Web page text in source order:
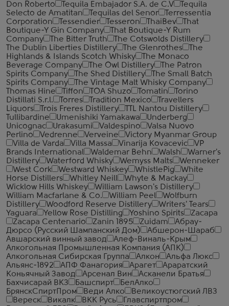
Don Roberto Tequila Embajador S.A. de C.V
Tequila
Selecto de Amatitan
Tequilas del Senor
Terressentia
Corporation
Tessendier Tesseron ThaiBev
That
Boutique-Y Gin Company
That Boutique-Y Rum
Company
The Bitter Truth
The Cotswolds Distillery
The Dublin Liberties Distillery
The Glenrothes
The
Highlands & Islands Scotch Whisky
The Monaco
Beverage Company
The Owl Distillery
The Patron
Spirits Company
The Shed Distillery
The Small Batch
Spirits Company
The Vintage Malt Whisky Company
Thomas Hine
Tiffon TOA Shuzo Tomatin
Torino
Distillati S.r.l.
Torres Tradition Mexico
Travellers
Liquors
Trois Freres Distillery
TTL Nantou Distillery
Tullibardine
Umenishiki Yamakawa
Underberg
Unicognac
Urakasumi Valdespino
Valsa Nuovo
Perlino
Vedrenne Verveine
Victory Myanmar Group
Villa de Varda
Villa Massa Vinarija Kovacevic
VP
Brands International
Waldemar Behn Walsh
Warner's
Distillery
Waterford Whisky Wemyss Malts
Wenneker
West Cork
Westward Whiskey WhistlePig
White
Horse Distillers
Whitley Neill
Whyte & Mackay
Wicklow Hills Whiskey
William Lawson's Distillery
William Macfarlane & Co.
William Peel
Wolfburn
Distillery
Woodford Reserve Distillery
Writers' Tears
Yaguara
Yellow Rose Distilling Yoshino Spirits
Zacapa
Zacapa Centenario
Zanin 1895 Zuidam
Абрау-
Дюрсо (Русский Шампанский Дом)
Абшерон-Шараб
Авшарский винный завод
Алеф-Виналь-Крым
Алкогольная Промышленная Компания (АПК)
Алкогольная Сибирская Группа
Алкон
Альфа Люкс
Альянс-1892
АПФ Фанагория Арагет
Араратский
Коньячный Завод
Арсенал Вин
Асканели Братья
Бахчисарай ВКЗ
Башспирт
БелАлко
БрянскСпиртПром
Веди Алко
Великоустюгский ЛВЗ
Вереск
Викалк ВКК Русь
Главспиртпром